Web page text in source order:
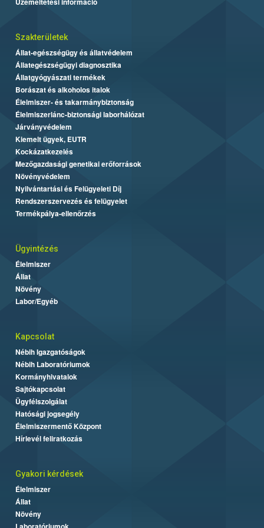
Szakterületek
Állat-egészségügy és állatvédelem
Állategészségügyi diagnosztika
Állatgyógyászati termékek
Borászat és alkoholos italok
Élelmiszer- és takarmánybiztonság
Élelmiszerlánc-biztonsági laborhálózat
Járványvédelem
Kiemelt ügyek, EUTR
Kockázatkezelés
Mezőgazdasági genetikai erőforrások
Növényvédelem
Nyilvántartási és Felügyeleti Díj
Rendszerszervezés és felügyelet
Termékpálya-ellenőrzés
Ügyintézés
Élelmiszer
Állat
Növény
Labor/Egyéb
Kapcsolat
Nébih Igazgatóságok
Nébih Laboratóriumok
Kormányhivatalok
Sajtókapcsolat
Ügyfélszolgálat
Hatósági jogsegély
Élelmiszermentő Központ
Hírlevél feliratkozás
Gyakori kérdések
Élelmiszer
Állat
Növény